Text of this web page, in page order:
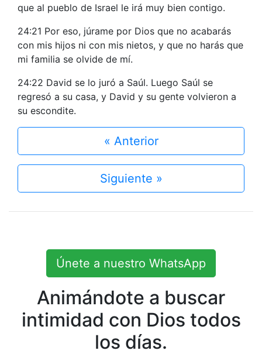
que al pueblo de Israel le irá muy bien contigo.
24:21 Por eso, júrame por Dios que no acabarás
con mis hijos ni con mis nietos, y que no harás que
mi familia se olvide de mí.
24:22 David se lo juró a Saúl. Luego Saúl se
regresó a su casa, y David y su gente volvieron a
su escondite.
« Anterior
Siguiente »
Únete a nuestro WhatsApp
Animándote a buscar
intimidad con Dios todos
los días.